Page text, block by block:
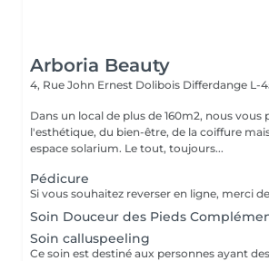
Arboria Beauty
4, Rue John Ernest Dolibois Differdange L-
Dans un local de plus de 160m2, nous vous
l'esthétique, du bien-être, de la coiffure
espace solarium. Le tout, toujours...
Pédicure
Soin Douceur des Pieds
Soin calluspeeling